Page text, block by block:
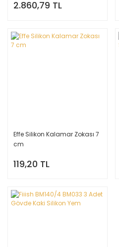
2.860,79 TL
Effe Silikon Kalamar Zokası 7
cm
119,20 TL